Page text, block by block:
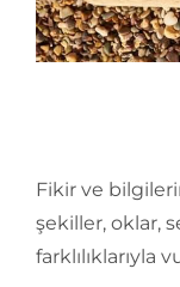
Fikir ve
şekiller, oklar,
farklılıklarıyla